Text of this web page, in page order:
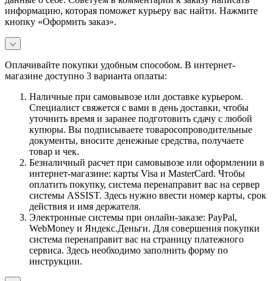
информацию, которая поможет курьеру вас найти. Нажмите
кнопку «Оформить заказ».
Оплачивайте покупки удобным способом. В интернет-
магазине доступно 3 варианта оплаты:
Наличные при самовывозе или доставке курьером.
Специалист свяжется с вами в день доставки, чтобы
уточнить время и заранее подготовить сдачу с любой
купюры. Вы подписываете товаросопроводительные
документы, вносите денежные средства, получаете
товар и чек.
Безналичный расчет при самовывозе или оформлении в
интернет-магазине: карты Visa и MasterCard. Чтобы
оплатить покупку, система перенаправит вас на сервер
системы ASSIST. Здесь нужно ввести номер карты, срок
действия и имя держателя.
Электронные системы при онлайн-заказе: PayPal,
WebMoney и Яндекс.Деньги. Для совершения покупки
система перенаправит вас на страницу платежного
сервиса. Здесь необходимо заполнить форму по
инструкции.